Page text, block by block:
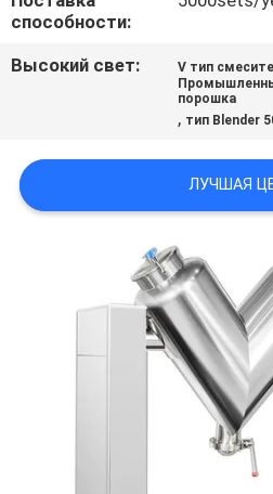
СПРОСИТЕ
ПОЛИТИКА
УЕДИНЕНИЯ
способности:
Высокий свет: V тип
порошка
, тип Blender
ЛУЧШАЯ